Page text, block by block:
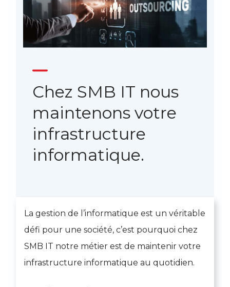
Chez SMB IT nous
maintenons votre
infrastructure
informatique.
La gestion de l’informatique est un véritable
défi pour une société, c’est pourquoi chez
SMB IT notre métier est de maintenir votre
infrastructure informatique au quotidien.